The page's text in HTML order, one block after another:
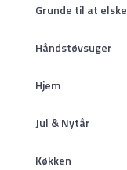
Grunde til at elske
Håndstøvsuger
Hjem
Jul & Nytår
Køkken